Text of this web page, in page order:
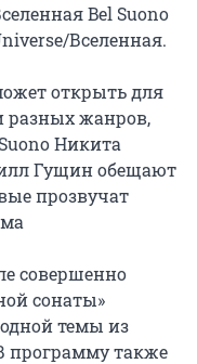
Bel Suono
Вселенная.
открыть для
разных жанров,
Никита
Гущин обещают
прозвучат
совершенно
сонаты»
темы из
программу также